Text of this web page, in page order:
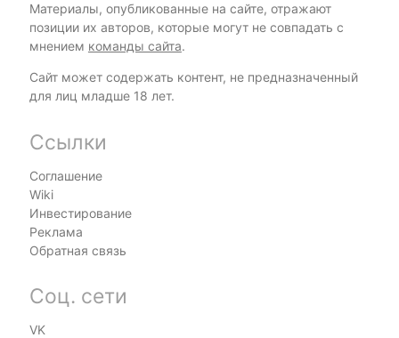
Материалы, опубликованные на сайте, отражают
позиции их авторов, которые могут не совпадать с
мнением команды сайта.
Сайт может содержать контент, не предназначенный
для лиц младше 18 лет.
Ссылки
Соглашение
Wiki
Инвестирование
Реклама
Обратная связь
Соц. сети
VK